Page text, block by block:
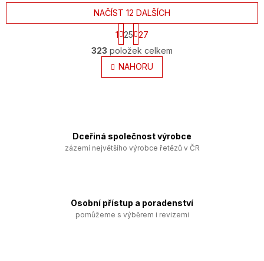
O
v
l
á
p
r
ý
p
NAČÍST 12 DALŠÍCH
S
t
r
á
n
k
1 25 27
323 položek celkem
NAHORU
Dceřiná společnost výrobce
zázemí největšího výrobce řetězů v ČR
Osobní přístup a poradenství
pomůžeme s výběrem i revizemi